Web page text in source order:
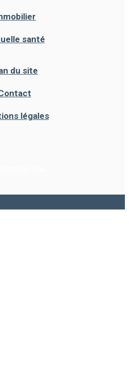
santé
du site
légales